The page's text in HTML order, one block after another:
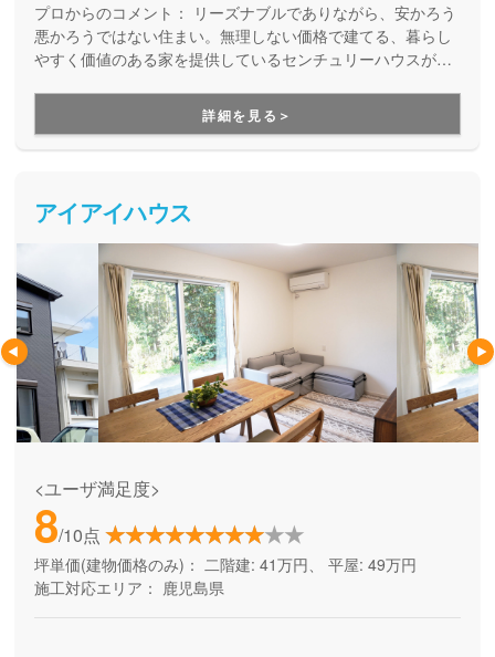
プロからのコメント：
リーズナブルでありながら、安かろう
悪かろうではない住まい。無理しない価格で建てる、暮らし
やすく価値のある家を提供しているセンチュリーハウスが、
ご家族の暮らし方を見据えた間取りの提案、設計・施工・保
証まで、お任せください。鹿児島県全域で対応しています。
詳細を見る＞
アイアイハウス
<ユーザ満足度>
8/10点
坪単価(建物価格のみ)： 二階建: 41万円、 平屋: 49万円
施工対応エリア： 鹿児島県